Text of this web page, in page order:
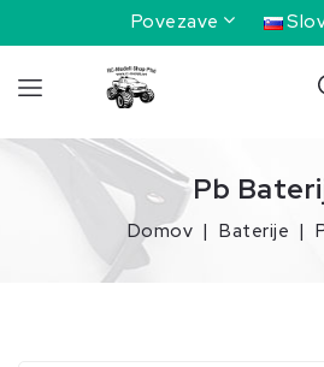
Povezave
Pb
Domov Baterije